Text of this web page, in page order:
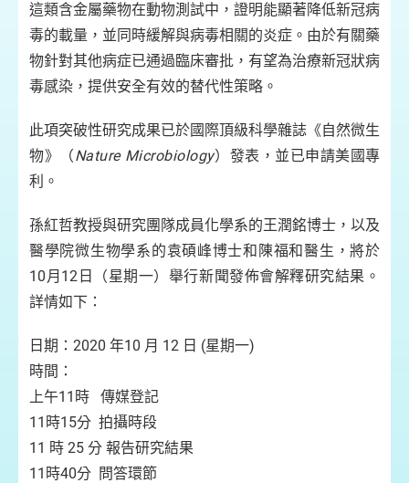
這類含金屬藥物在動物測試中，證明能顯著降低新冠病
毒的載量，並同時緩解與病毒相關的炎症。由於有關藥
物針對其他病症已通過臨床審批，有望為治療新冠狀病
毒感染，提供安全有效的替代性策略。
此項突破性研究成果已於國際頂級科學雜誌《自然微生
物》（Nature Microbiology）發表，並已申請美國專
利。
孫紅哲教授與研究團隊成員化學系的王潤銘博士，以及
醫學院微生物學系的袁碩峰博士和陳福和醫生，將於
10月12日（星期一）舉行新聞發佈會解釋研究結果。
詳情如下：
日期：2020 年10 月 12 日 (星期一)
時間：
上午11時 傳媒登記
11時15分 拍攝時段
11 時 25 分 報告研究結果
11時40分 問答環節